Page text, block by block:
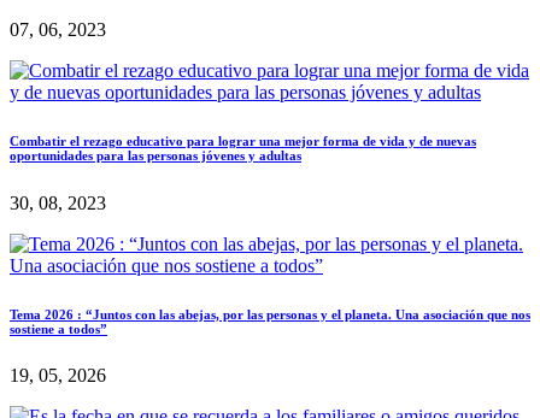
07, 06, 2023
Combatir el rezago educativo para lograr una mejor forma de vida y de nuevas
oportunidades para las personas jóvenes y adultas
30, 08, 2023
Tema 2026 : “Juntos con las abejas, por las personas y el planeta. Una asociación que nos
sostiene a todos”
19, 05, 2026